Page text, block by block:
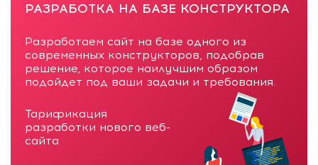
РАЗРАБОТКА НА БАЗЕ КОНСТРУКТОРА
Разработаем сайт на базе одного из
современных конструкторов, подобрав
решение, которое наилучшим образом
подойдет под ваши задачи и требования.
Тарификация
разработки нового веб-
сайта